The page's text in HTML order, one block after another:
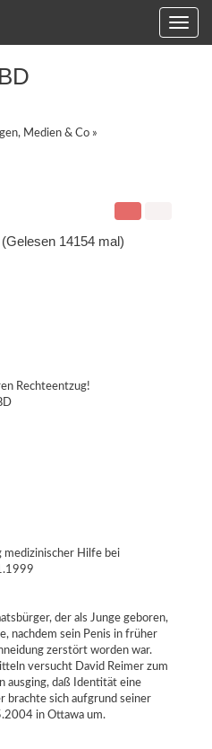
Medien & Co »
14154 mal)
Rechteentzug!
medizinischer Hilfe bei
der als Junge geboren,
nachdem sein Penis in früher
zerstört worden war.
versucht David Reimer zum
ausging, daß Identität eine
brachte sich aufgrund seiner
in Ottawa um.